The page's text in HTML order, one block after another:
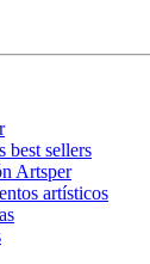
best sellers
Artsper
artísticos